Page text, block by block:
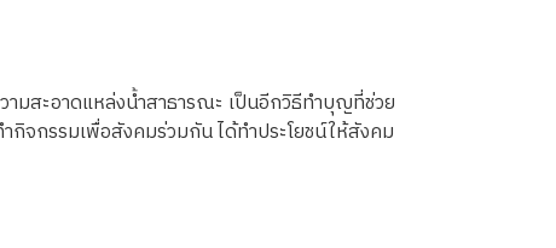
ามสะอาดแหล่งน้ำสาธารณะ เป็นอีกวิธีทำบุญที่ช่วย
กิจกรรมเพื่อสังคมร่วมกัน ได้ทำประโยชน์ให้สังคม